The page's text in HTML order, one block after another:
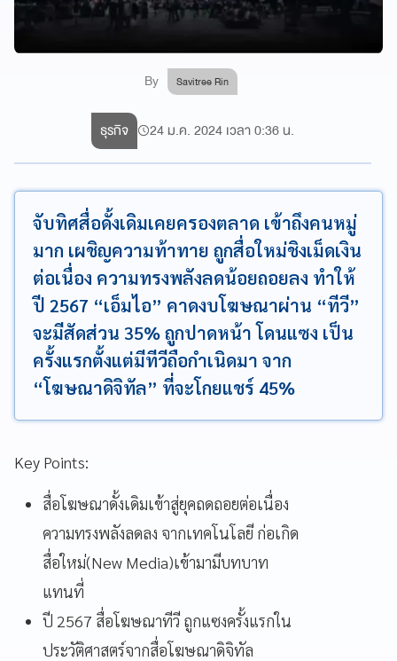
By Savitree Rin
ธุรกิจ 24 ม.ค. 2024 เวลา 0:36 น.
จับทิศสื่อดั้งเดิมเคยครองตลาด เข้าถึงคนหมู่
มาก เผชิญความท้าทาย ถูกสื่อใหม่ชิงเม็ดเงิน
ต่อเนื่อง ความทรงพลังลดน้อยถอยลง ทำให้
ปี 2567 “เอ็มไอ” คาดงบโฆษณาผ่าน “ทีวี”
จะมีสัดส่วน 35% ถูกปาดหน้า โดนแซง เป็น
ครั้งแรกตั้งแต่มีทีวีถือกำเนิดมา จาก
“โฆษณาดิจิทัล” ที่จะโกยแชร์ 45%
Key Points:
สื่อโฆษณาดั้งเดิมเข้าสู่ยุคถดถอยต่อเนื่อง
ความทรงพลังลดลง จากเทคโนโลยี ก่อเกิด
สื่อใหม่(New Media)เข้ามามีบทบาท
แทนที่
ปี 2567 สื่อโฆษณาทีวี ถูกแซงครั้งแรกใน
ประวัติศาสตร์จากสื่อโฆษณาดิจิทัล